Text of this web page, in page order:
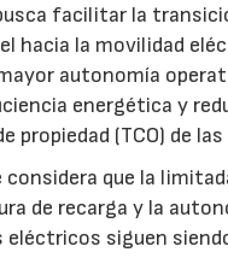
facilitar la
hacia la movilidad
autonomía
energética y
propiedad (TCO) de
que la
de recarga y la
eléctricos siguen